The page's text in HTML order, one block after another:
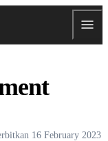
16 February 2023